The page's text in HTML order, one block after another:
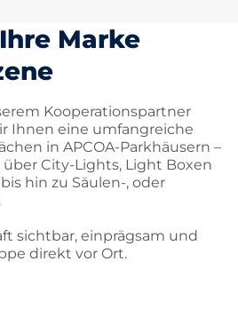
Marke
Kooperationspartner
Ihnen eine umfangreiche
in APCOA-Parkhäusern –
City-Lights, Light Boxen
hin zu Säulen-, oder
sichtbar, einprägsam und
direkt vor Ort.